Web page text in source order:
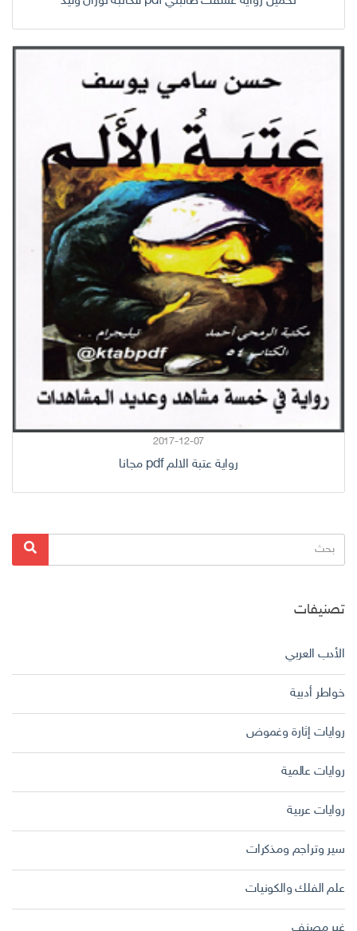
2017-12-07
رواية عتبة الالم pdf مجانا
البحث
عن:
بحث
تصنيفات
الأدب العربي
خواطر أدبية
روايات إثارة وغموض
روايات عالمية
روايات عربية
سير وتراجم ومذكرات
علم الفلك والكونيات